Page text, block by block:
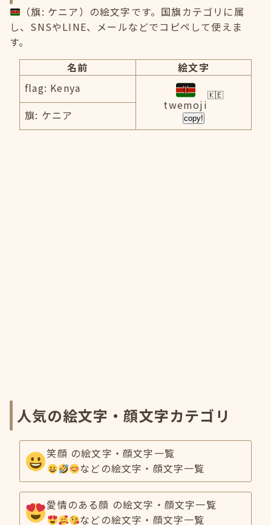
（旗: ケニア）の絵文字です。国旗カテゴリに属
し、SNSやLINE、メールなどでコピペして使えま
す。
名前
絵文字
flag: Kenya
twemoji
copy!
旗: ケニア
人気の絵文字・顔文字カテゴリ
笑顔 の絵文字・顔文字一覧
などの絵文字・顔文字一覧
愛情のある顔 の絵文字・顔文字一覧
などの絵文字・顔文字一覧